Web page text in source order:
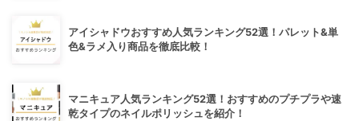
アイシャドウおすすめ人気ランキング52選！パレット&単
色&ラメ入り商品を徹底比較！
マニキュア人気ランキング52選！おすすめのプチプラや速
乾タイプのネイルポリッシュを紹介！